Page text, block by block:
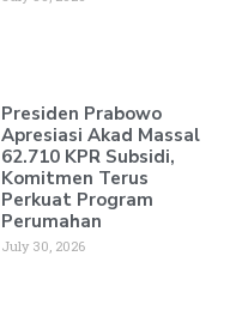
Presiden Prabowo
Apresiasi Akad Massal
62.710 KPR Subsidi,
Komitmen Terus
Perkuat Program
Perumahan
July 30, 2026